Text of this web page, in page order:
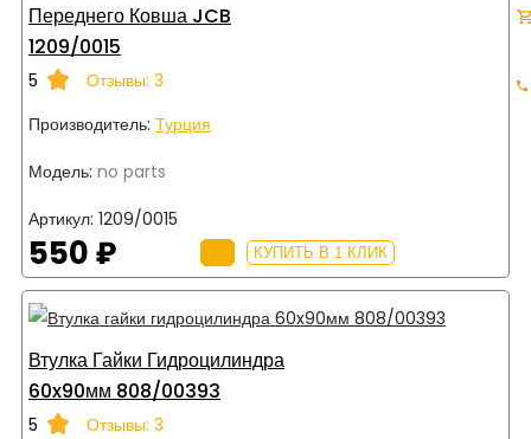
Переднего Ковша JCB
1209/0015
5
Отзывы: 3
Производитель: Турция
Модель: no parts
Артикул: 1209/0015
550 ₽ КУПИТЬ В 1 КЛИК
Втулка Гайки Гидроцилиндра
60x90мм 808/00393
5
Отзывы: 3